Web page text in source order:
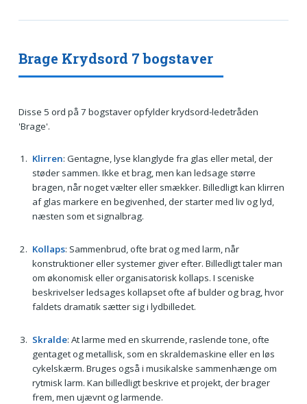
Brage Krydsord 7 bogstaver
Disse 5 ord på 7 bogstaver opfylder krydsord-ledetråden
'Brage'.
Klirren: Gentagne, lyse klanglyde fra glas eller metal, der
støder sammen. Ikke et brag, men kan ledsage større
bragen, når noget vælter eller smækker. Billedligt kan klirren
af glas markere en begivenhed, der starter med liv og lyd,
næsten som et signalbrag.
Kollaps: Sammenbrud, ofte brat og med larm, når
konstruktioner eller systemer giver efter. Billedligt taler man
om økonomisk eller organisatorisk kollaps. I sceniske
beskrivelser ledsages kollapset ofte af bulder og brag, hvor
faldets dramatik sætter sig i lydbilledet.
Skralde: At larme med en skurrende, raslende tone, ofte
gentaget og metallisk, som en skraldemaskine eller en løs
cykelskærm. Bruges også i musikalske sammenhænge om
rytmisk larm. Kan billedligt beskrive et projekt, der brager
frem, men ujævnt og larmende.